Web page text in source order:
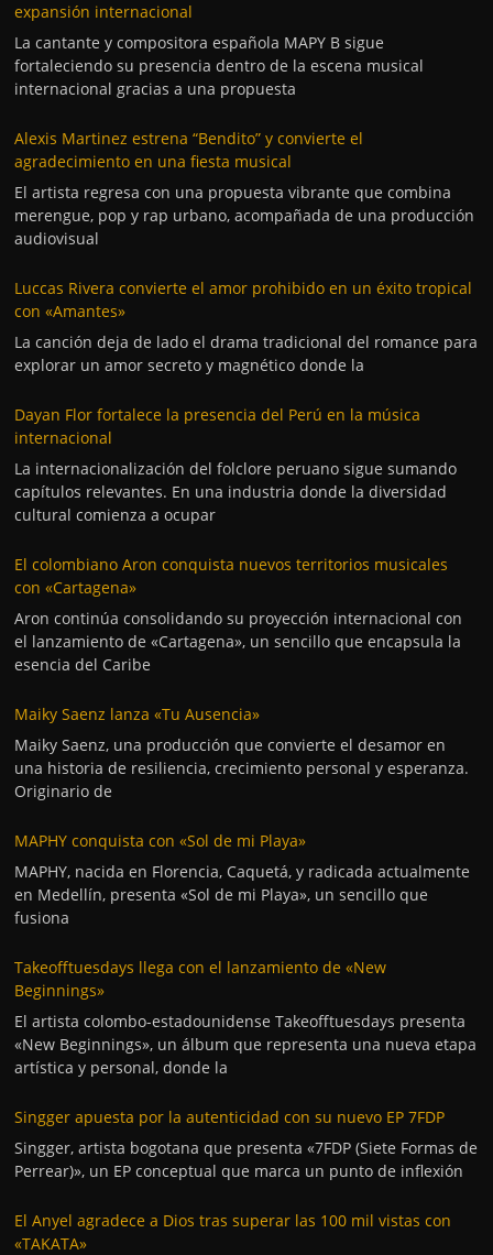
expansión internacional
La cantante y compositora española MAPY B sigue
fortaleciendo su presencia dentro de la escena musical
internacional gracias a una propuesta
Alexis Martinez estrena “Bendito” y convierte el
agradecimiento en una fiesta musical
El artista regresa con una propuesta vibrante que combina
merengue, pop y rap urbano, acompañada de una producción
audiovisual
Luccas Rivera convierte el amor prohibido en un éxito tropical
con «Amantes»
La canción deja de lado el drama tradicional del romance para
explorar un amor secreto y magnético donde la
Dayan Flor fortalece la presencia del Perú en la música
internacional
La internacionalización del folclore peruano sigue sumando
capítulos relevantes. En una industria donde la diversidad
cultural comienza a ocupar
El colombiano Aron conquista nuevos territorios musicales
con «Cartagena»
Aron continúa consolidando su proyección internacional con
el lanzamiento de «Cartagena», un sencillo que encapsula la
esencia del Caribe
Maiky Saenz lanza «Tu Ausencia»
Maiky Saenz, una producción que convierte el desamor en
una historia de resiliencia, crecimiento personal y esperanza.
Originario de
MAPHY conquista con «Sol de mi Playa»
MAPHY, nacida en Florencia, Caquetá, y radicada actualmente
en Medellín, presenta «Sol de mi Playa», un sencillo que
fusiona
Takeofftuesdays llega con el lanzamiento de «New
Beginnings»
El artista colombo-estadounidense Takeofftuesdays presenta
«New Beginnings», un álbum que representa una nueva etapa
artística y personal, donde la
Singger apuesta por la autenticidad con su nuevo EP 7FDP
Singger, artista bogotana que presenta «7FDP (Siete Formas de
Perrear)», un EP conceptual que marca un punto de inflexión
El Anyel agradece a Dios tras superar las 100 mil vistas con
«TAKATA»